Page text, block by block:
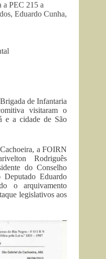
a PEC 215 a
Eduardo Cunha,
de Infantaria
visitaram o
e a cidade de São
a FOIRN
Rodriguês
do Conselho
Eduardo
o arquivamento
legislativos aos